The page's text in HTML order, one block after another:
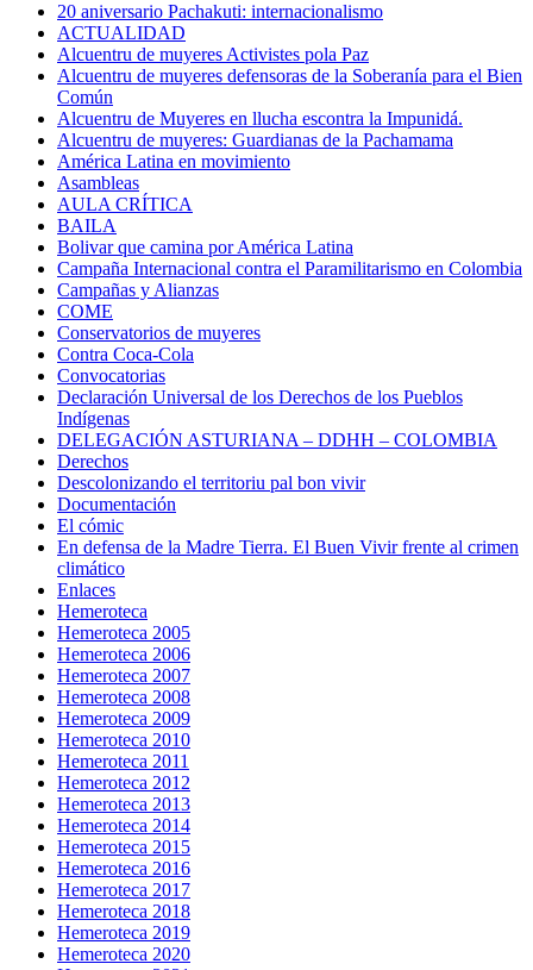
20 aniversario Pachakuti: internacionalismo
ACTUALIDAD
Alcuentru de muyeres Activistes pola Paz
Alcuentru de muyeres defensoras de la Soberanía para el Bien
Común
Alcuentru de Muyeres en llucha escontra la Impunidá.
Alcuentru de muyeres: Guardianas de la Pachamama
América Latina en movimiento
Asambleas
AULA CRÍTICA
BAILA
Bolivar que camina por América Latina
Campaña Internacional contra el Paramilitarismo en Colombia
Campañas y Alianzas
COME
Conservatorios de muyeres
Contra Coca-Cola
Convocatorias
Declaración Universal de los Derechos de los Pueblos
Indígenas
DELEGACIÓN ASTURIANA – DDHH – COLOMBIA
Derechos
Descolonizando el territoriu pal bon vivir
Documentación
El cómic
En defensa de la Madre Tierra. El Buen Vivir frente al crimen
climático
Enlaces
Hemeroteca
Hemeroteca 2005
Hemeroteca 2006
Hemeroteca 2007
Hemeroteca 2008
Hemeroteca 2009
Hemeroteca 2010
Hemeroteca 2011
Hemeroteca 2012
Hemeroteca 2013
Hemeroteca 2014
Hemeroteca 2015
Hemeroteca 2016
Hemeroteca 2017
Hemeroteca 2018
Hemeroteca 2019
Hemeroteca 2020